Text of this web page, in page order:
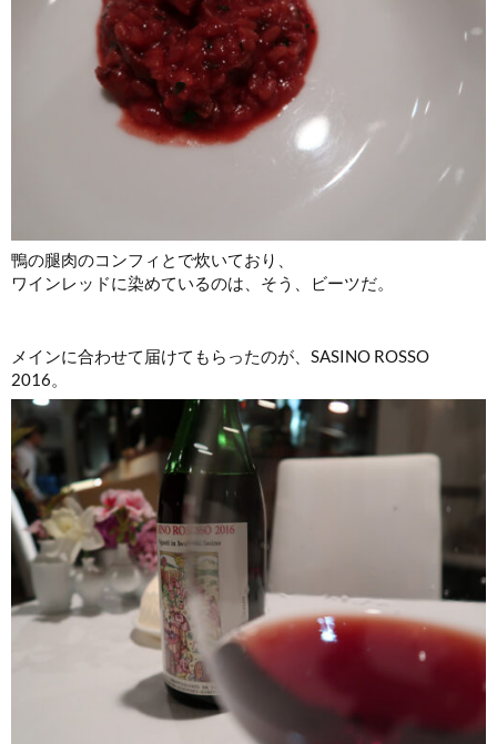
鴨の腿肉のコンフィとで炊いており、
ワインレッドに染めているのは、そう、ビーツだ。
メインに合わせて届けてもらったのが、SASINO ROSSO
2016。